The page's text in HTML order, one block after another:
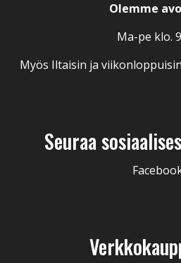
Olemme
Ma-pe klo.
Myös Iltaisin ja
Seuraa